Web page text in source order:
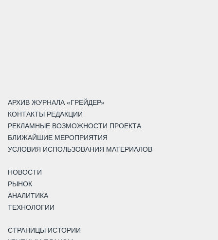
АРХИВ ЖУРНАЛА «ГРЕЙДЕР»
КОНТАКТЫ РЕДАКЦИИ
РЕКЛАМНЫЕ ВОЗМОЖНОСТИ ПРОЕКТА
БЛИЖАЙШИЕ МЕРОПРИЯТИЯ
УСЛОВИЯ ИСПОЛЬЗОВАНИЯ МАТЕРИАЛОВ
НОВОСТИ
РЫНОК
АНАЛИТИКА
ТЕХНОЛОГИИ
СТРАНИЦЫ ИСТОРИИ